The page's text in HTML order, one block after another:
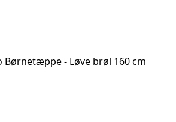
Børnetæppe - Løve brøl 160 cm